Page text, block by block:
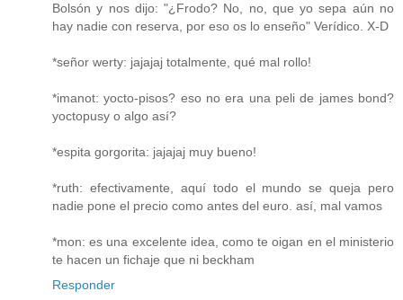
Bolsón y nos dijo: "¿Frodo? No, no, que yo sepa aún no
hay nadie con reserva, por eso os lo enseño" Verídico. X-D
*señor werty: jajajaj totalmente, qué mal rollo!
*imanot: yocto-pisos? eso no era una peli de james bond?
yoctopusy o algo así?
*espita gorgorita: jajajaj muy bueno!
*ruth: efectivamente, aquí todo el mundo se queja pero
nadie pone el precio como antes del euro. así, mal vamos
*mon: es una excelente idea, como te oigan en el ministerio
te hacen un fichaje que ni beckham
Responder